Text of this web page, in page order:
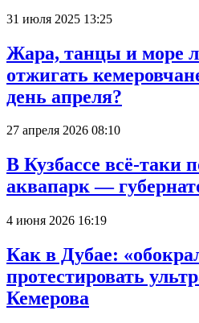
31 июля 2025 13:25
Жара, танцы и море
отжигать
день апреля?
27 апреля 2026 08:10
В Кузбассе всё-таки
аквапарк —
4 июня 2026 16:19
Как в Дубае:
протестировать
Кемерова